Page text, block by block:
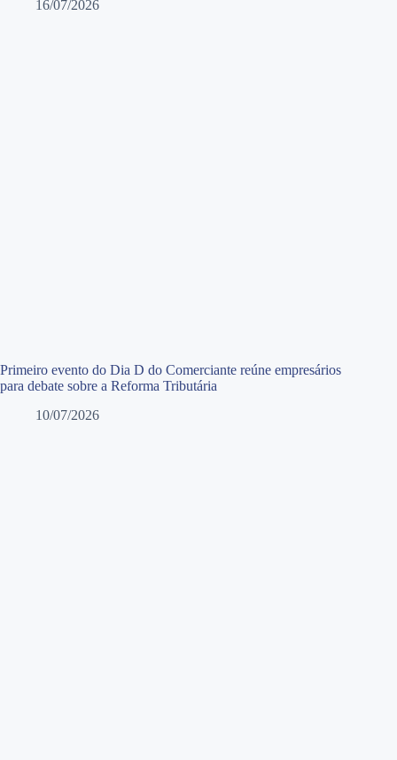
16/07/2026
Primeiro evento do Dia D do Comerciante reúne empresários
para debate sobre a Reforma Tributária
10/07/2026